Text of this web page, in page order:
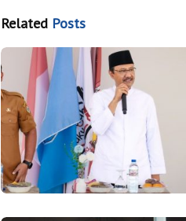
Related Posts